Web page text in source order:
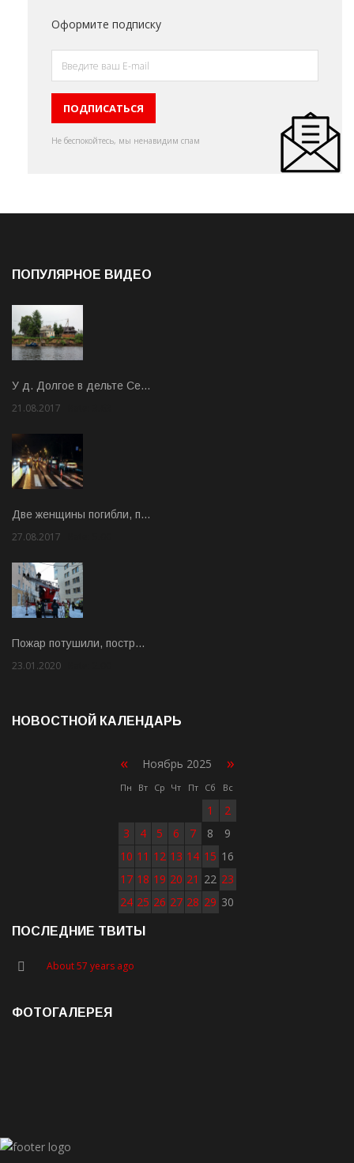
Оформите подписку
Не беспокойтесь, мы ненавидим спам
ПОПУЛЯРНОЕ ВИДЕО
У д. Долгое в дельте Се…
21.08.2017
Две женщины погибли, п…
27.08.2017
Пожар потушили, постр…
23.01.2020
НОВОСТНОЙ КАЛЕНДАРЬ
« Ноябрь 2025 »
Пн Вт Ср Чт Пт Сб Вс
1
2
3
4 5 6 7 8
9
10 11 12 13 14 15 16
17 18 19 20 21 22 23
24 25 26 27 28 29 30
ПОСЛЕДНИЕ ТВИТЫ
About 57 years ago
ФОТОГАЛЕРЕЯ